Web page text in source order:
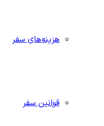
هزینه‌های سفر
قوانین سفر